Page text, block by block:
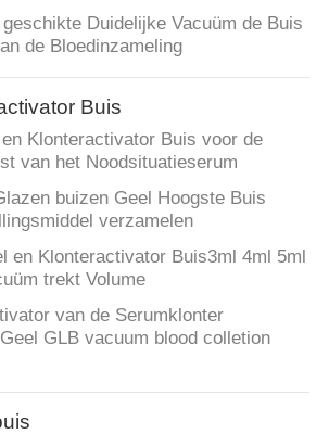
Duidelijke Vacuüm de Buis
de Bloedinzameling
Buis
Klonteractivator Buis voor de
van het Noodsituatieserum
buizen Geel Hoogste Buis
verzamelen
en Klonteractivator Buis3ml 4ml 5ml
trekt Volume
van de Serumklonter
GLB vacuum blood colletion